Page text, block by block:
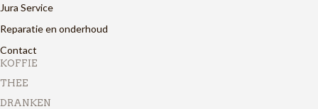
Jura Service
Reparatie en onderhoud
Contact
KOFFIE
THEE
DRANKEN